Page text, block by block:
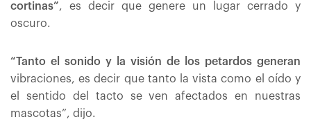
cortinas”, es decir que genere un lugar cerrado y
oscuro.
“Tanto el sonido y la visión de los petardos generan
vibraciones, es decir que tanto la vista como el oído y
el sentido del tacto se ven afectados en nuestras
mascotas”, dijo.